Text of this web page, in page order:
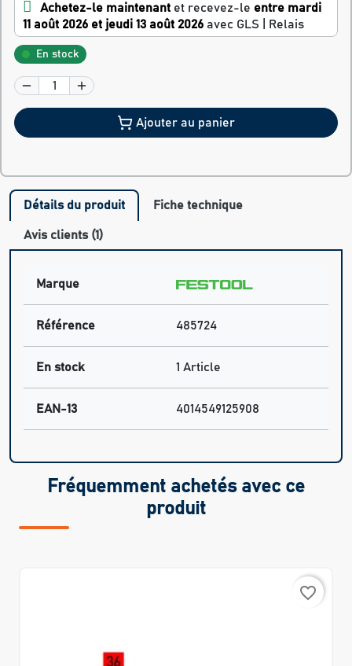
Achetez-le maintenant et recevez-le entre mardi
11 août 2026 et jeudi 13 août 2026 avec GLS | Relais
En stock
Ajouter au panier
Détails du produit Fiche technique
Avis clients (1)
Marque
Référence 485724
En stock 1 Article
EAN-13 4014549125908
Fréquemment achetés avec ce
produit
favorite_border